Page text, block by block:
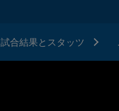
試合結果とスタッツ